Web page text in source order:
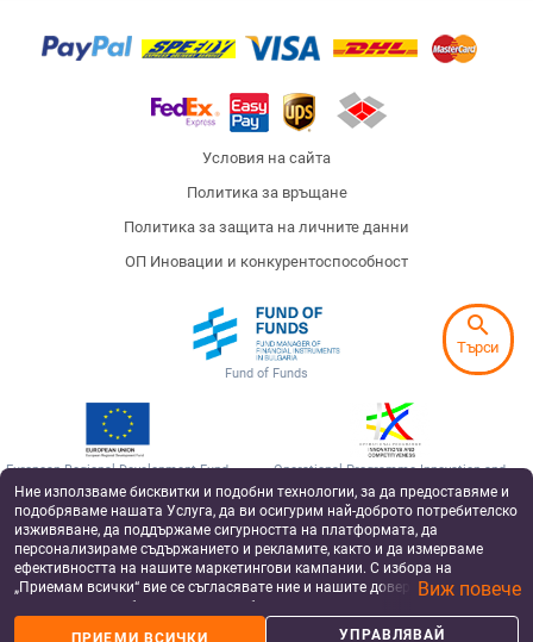
Условия на сайта
Политика за връщане
Политика за защита на личните данни
ОП Иновации и конкурентоспособност
Fund of Funds
European Regional Development Fund
Operational Programme Innovation and
Badu has been supported by Silverline Capital, a private equity fund, co-financed by the
by the European Structural and Investment Funds under the operational program
“Innovation and Competitiveness 2014-2020”, managed by the Fund Manager of
Financial Instruments in Bulgaria.
©2017-2026
Ние използваме бисквитки и подобни технологии, за да предоставяме и
подобряваме нашата Услуга, да ви осигурим най-доброто потребителско
изживяване, да поддържаме сигурността на платформата, да
персонализираме съдържанието и рекламите, както и да измерваме
ефективността на нашите маркетингови кампании. С избора на
„Приемам всички“ вие се съгласявате ние и нашите доверени партньори
да съхраняваме бисквитки и подобни технологии на вашето устройство
за рекламни и аналитични цели. Можете по всяко време да управлявате
Виж повече
ПРИЕМИ ВСИЧКИ УПРАВЛЯВАЙ
search
Търси